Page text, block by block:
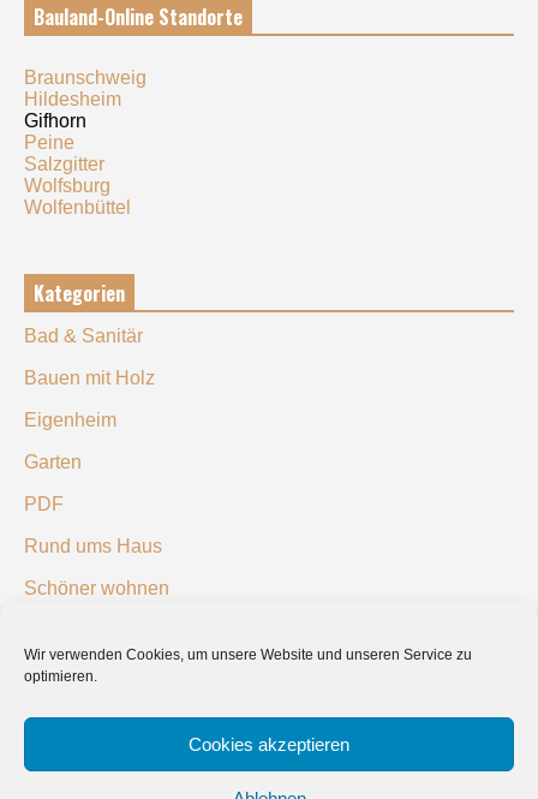
Wir verwenden Cookies, um unsere Website und unseren Service zu
optimieren.
Cookies akzeptieren
Bauland-Online Standorte
Braunschweig
Hildesheim
Gifhorn
Peine
Salzgitter
Wolfsburg
Wolfenbüttel
Kategorien
Bad & Sanitär
Bauen mit Holz
Eigenheim
Garten
PDF
Rund ums Haus
Schöner wohnen